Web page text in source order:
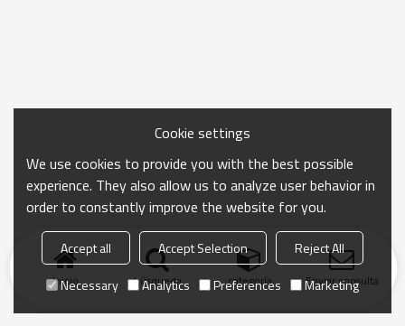
Inicio búsqueda categoría Enviar consulta
Cookie settings
We use cookies to provide you with the best possible
experience. They also allow us to analyze user behavior in
order to constantly improve the website for you.
Accept all Accept Selection
Reject All
Necessary
Analytics Preferences Marketing